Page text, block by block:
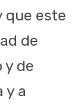
que este
de
y de
y a